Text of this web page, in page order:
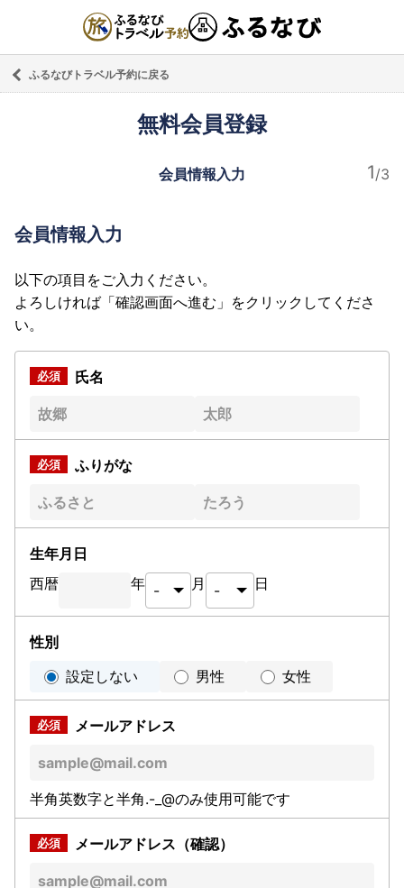
ふるなびトラベル予約に戻る
無料会員登録
会員情報入力
会員情報入力
以下の項目をご入力ください。
よろしければ「確認画面へ進む」をクリックしてくださ
い。
氏名
ふりがな
生年月日
西暦
年 月 日
性別
設定しない
男性 女性
メールアドレス
半角英数字と半角.-_@のみ使用可能です
メールアドレス（確認）